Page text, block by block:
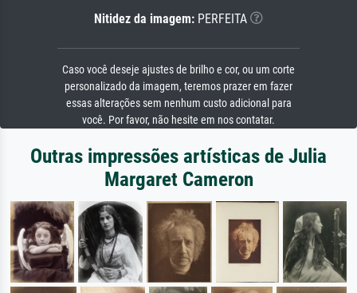
Nitidez da imagem: PERFEITA
Caso você deseje ajustes de brilho e cor, ou um corte
personalizado da imagem, teremos prazer em fazer
essas alterações sem nenhum custo adicional para
você. Por favor, não hesite em nos contatar.
Outras impressões artísticas de Julia
Margaret Cameron